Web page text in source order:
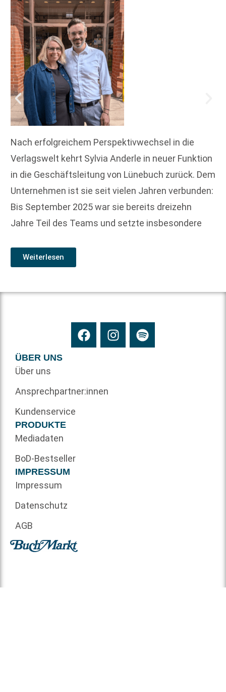
Nach erfolgreichem Perspektivwechsel in die
Verlagswelt kehrt Sylvia Anderle in neuer Funktion
in die Geschäftsleitung von Lünebuch zurück. Dem
Unternehmen ist sie seit vielen Jahren verbunden:
Bis September 2025 war sie bereits dreizehn
Jahre Teil des Teams und setzte insbesondere
Weiterlesen
ÜBER UNS
Über uns
Ansprechpartner:innen
Kundenservice
PRODUKTE
Mediadaten
BoD-Bestseller
IMPRESSUM
Impressum
Datenschutz
AGB